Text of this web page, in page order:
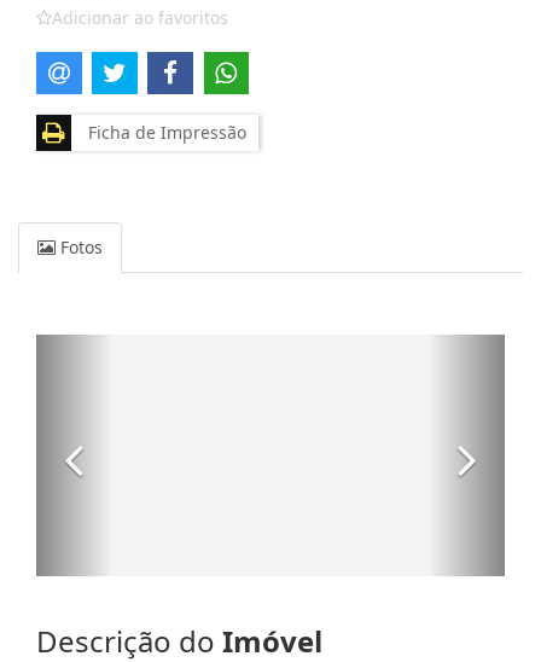
Adicionar ao favoritos
Ficha de Impressão
Fotos
Descrição do Imóvel